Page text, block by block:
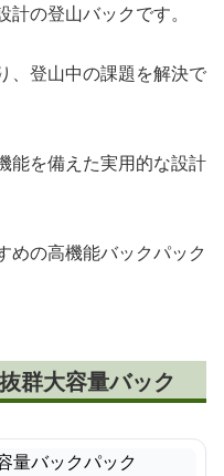
の登山バックです。
、登山中の課題を解決で
能を備えた実用的な設計
めの高機能バックパック
群大容量バック